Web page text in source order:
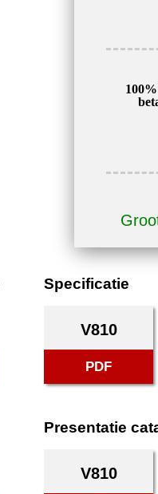
Specificatie
V810
PDF
Presentatie
V810